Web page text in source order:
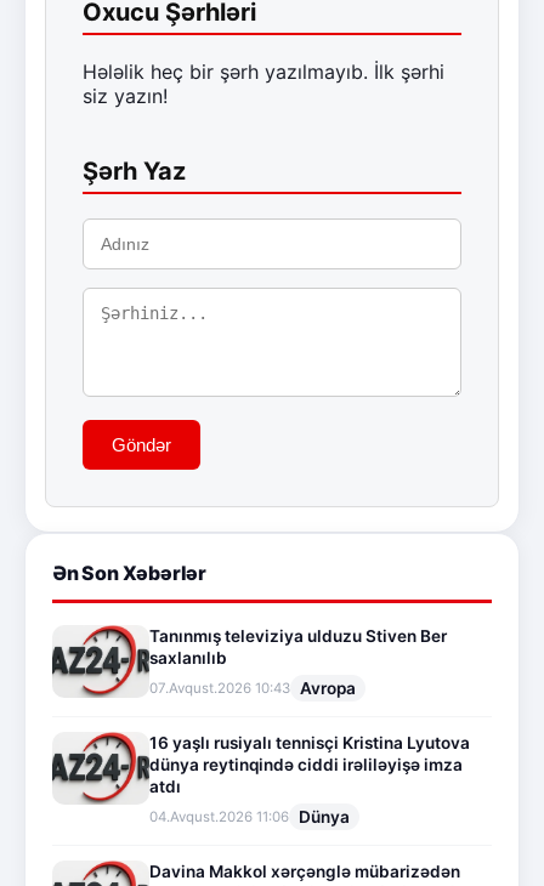
Oxucu Şərhləri
Hələlik heç bir şərh yazılmayıb. İlk şərhi
siz yazın!
Şərh Yaz
Göndər
Ən Son Xəbərlər
Tanınmış televiziya ulduzu Stiven Ber
saxlanılıb
07.Avqust.2026 10:43 Avropa
16 yaşlı rusiyalı tennisçi Kristina Lyutova
dünya reytinqində ciddi irəliləyişə imza
atdı
04.Avqust.2026 11:06 Dünya
Davina Makkol xərçənglə mübarizədən